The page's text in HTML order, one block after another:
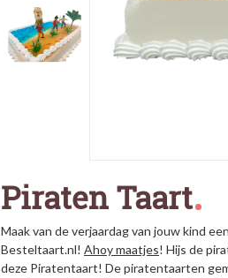
Piraten Taart
Maak van de verjaardag van jouw kind
Besteltaart.nl! Ahoy maatjes! Hijs de
deze Piratentaart! De piratentaarten